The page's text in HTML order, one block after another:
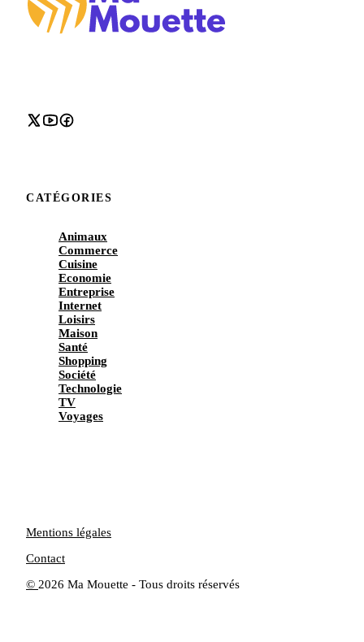
CATÉGORIES
Animaux
Commerce
Cuisine
Economie
Entreprise
Internet
Loisirs
Maison
Santé
Shopping
Société
Technologie
TV
Voyages
© 2026 Ma Mouette - Tous droits réservés
Mentions légales
Contact